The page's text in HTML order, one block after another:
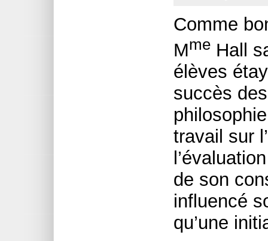
Comme
Mme Hall
élèves
succès
travail sur
de son
influencé
qu’une